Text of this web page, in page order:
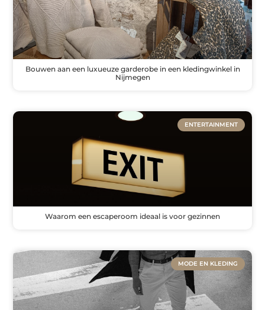
Bouwen aan een luxueuze garderobe in een kledingwinkel in
Nijmegen
ENTERTAINMENT
Waarom een escaperoom ideaal is voor gezinnen
MODE EN KLEDING